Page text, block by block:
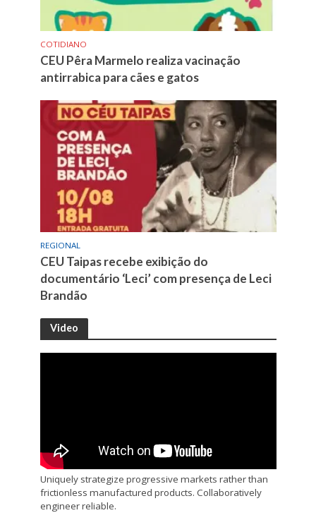
COTIDIANO
CEU Pêra Marmelo realiza vacinação
antirrabica para cães e gatos
REGIONAL
CEU Taipas recebe exibição do
documentário ‘Leci’ com presença de Leci
Brandão
Video
Uniquely strategize progressive markets rather than
frictionless manufactured products. Collaboratively
engineer reliable.